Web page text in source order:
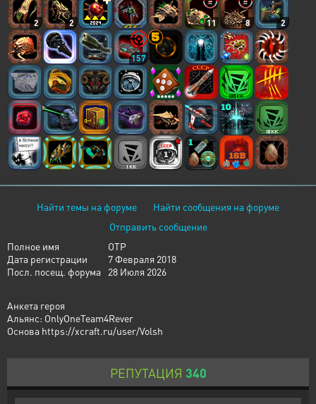
2 2 11 8 2
157
Найти темы на форуме
Найти сообщения на форуме
Отправить сообщение
Полное имя
ОТР
Дата регистрации
7 Февраля 2018
Посл. посещ. форума
28 Июля 2026
Анкета героя
Альянс: OnlyOneTeam4Rever
Основа https://xcraft.ru/user/Volsh
РЕПУТАЦИЯ 340